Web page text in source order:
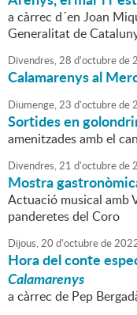
a càrrec d´en Joan
Generalitat de
Divendres,28 d'octubrede
Calamarenys al
Diumenge,23 d'octubrede
Sortides en
amenitzades amb el
Divendres,21 d'octubrede
Mostra
Actuació musical amb
panderetes del Coro
Dijous,20 d'octubrede
Hora del conte
Calamarenys
a càrrec de Pep